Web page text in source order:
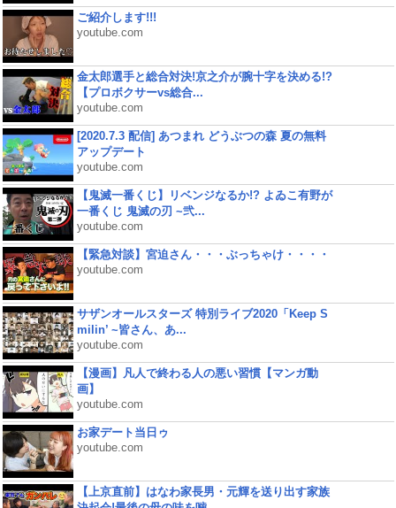
ご紹介します!!!
youtube.com
金太郎選手と総合対決!京之介が腕十字を決める!?
【プロボクサーvs総合...
youtube.com
[2020.7.3 配信] あつまれ どうぶつの森 夏の無料
アップデート
youtube.com
【鬼滅一番くじ】リベンジなるか!? よゐこ有野が
一番くじ 鬼滅の刃 ~弐...
youtube.com
【緊急対談】宮迫さん・・・ぶっちゃけ・・・・
youtube.com
サザンオールスターズ 特別ライブ2020「Keep S
milin’ ~皆さん、あ...
youtube.com
【漫画】凡人で終わる人の悪い習慣【マンガ動
画】
youtube.com
お家デート当日ゥ
youtube.com
【上京直前】はなわ家長男・元輝を送り出す家族